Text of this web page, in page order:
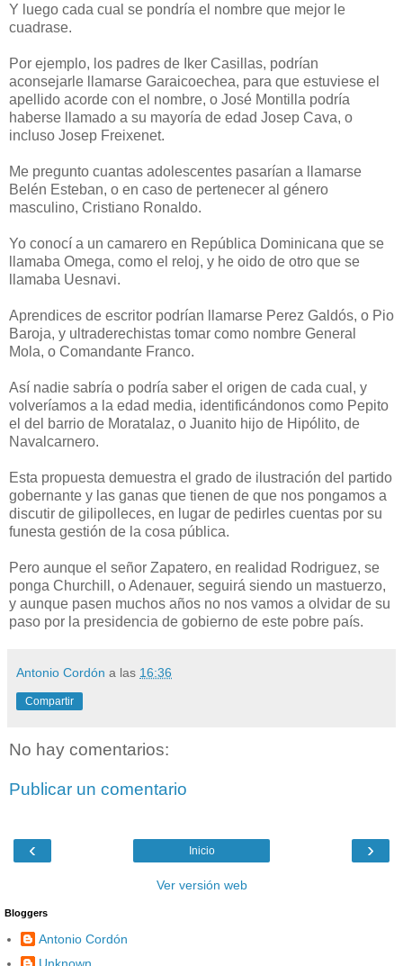
Y luego cada cual se pondría el nombre que mejor le
cuadrase.
Por ejemplo, los padres de Iker Casillas, podrían
aconsejarle llamarse Garaicoechea, para que estuviese el
apellido acorde con el nombre, o José Montilla podría
haberse llamado a su mayoría de edad Josep Cava, o
incluso Josep Freixenet.
Me pregunto cuantas adolescentes pasarían a llamarse
Belén Esteban, o en caso de pertenecer al género
masculino, Cristiano Ronaldo.
Yo conocí a un camarero en República Dominicana que se
llamaba Omega, como el reloj, y he oido de otro que se
llamaba Uesnavi.
Aprendices de escritor podrían llamarse Perez Galdós, o Pio
Baroja, y ultraderechistas tomar como nombre General
Mola, o Comandante Franco.
Así nadie sabría o podría saber el origen de cada cual, y
volveríamos a la edad media, identificándonos como Pepito
el del barrio de Moratalaz, o Juanito hijo de Hipólito, de
Navalcarnero.
Esta propuesta demuestra el grado de ilustración del partido
gobernante y las ganas que tienen de que nos pongamos a
discutir de gilipolleces, en lugar de pedirles cuentas por su
funesta gestión de la cosa pública.
Pero aunque el señor Zapatero, en realidad Rodriguez, se
ponga Churchill, o Adenauer, seguirá siendo un mastuerzo,
y aunque pasen muchos años no nos vamos a olvidar de su
paso por la presidencia de gobierno de este pobre país.
Antonio Cordón a las 16:36
Compartir
No hay comentarios:
Publicar un comentario
‹ ›
Inicio
Ver versión web
Bloggers
Antonio Cordón
Unknown